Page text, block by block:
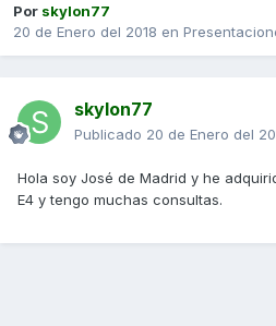
Por skylon77
20 de Enero del 2018 en
skylon77
Publicado 20 de Enero del
Hola soy José de Madrid y he
E4 y tengo muchas consultas.